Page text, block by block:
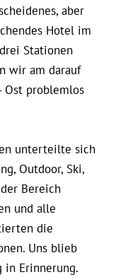
aber
Hotel im
Stationen
wir am darauf
Ost problemlos
unterteilte sich
Outdoor, Ski,
Bereich
und alle
die
Uns blieb
in Erinnerung.